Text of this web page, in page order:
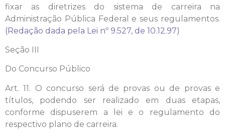
fixar as diretrizes do sistema de carreira na
Administração Pública Federal e seus regulamentos.
(Redação dada pela Lei nº 9.527, de 10.12.97)
Seção III
Do Concurso Público
Art. 11. O concurso será de provas ou de provas e
títulos, podendo ser realizado em duas etapas,
conforme dispuserem a lei e o regulamento do
respectivo plano de carreira.